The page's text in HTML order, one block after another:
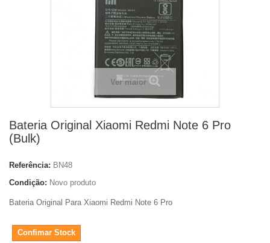
Ver maior
Bateria Original Xiaomi Redmi Note 6 Pro
(Bulk)
Referência: BN48
Condição: Novo produto
Bateria Original Para Xiaomi Redmi Note 6 Pro
Confimar Stock